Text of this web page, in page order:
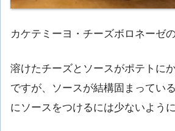
カケテミーヨ・チーズボロネーゼ
溶けたチーズとソースがポテトに
ですが、ソースが結構固まってい
にソースをつけるには少ないよう